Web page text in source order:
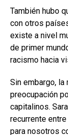
También hubo
con otros
existe a nivel
de primer
racismo hacia
Sin embargo,
preocupación
capitalinos.
recurrente
para nosotros